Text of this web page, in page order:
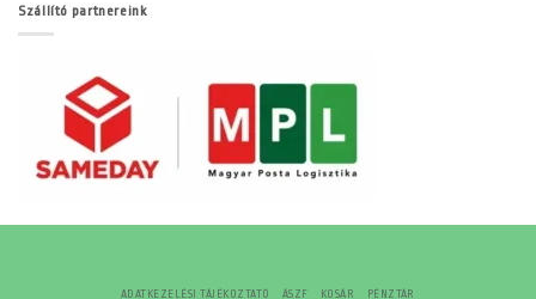
Szállító partnereink
ADATKEZELÉSI TÁJÉKOZTATÓ ÁSZF KOSÁR PÉNZTÁR